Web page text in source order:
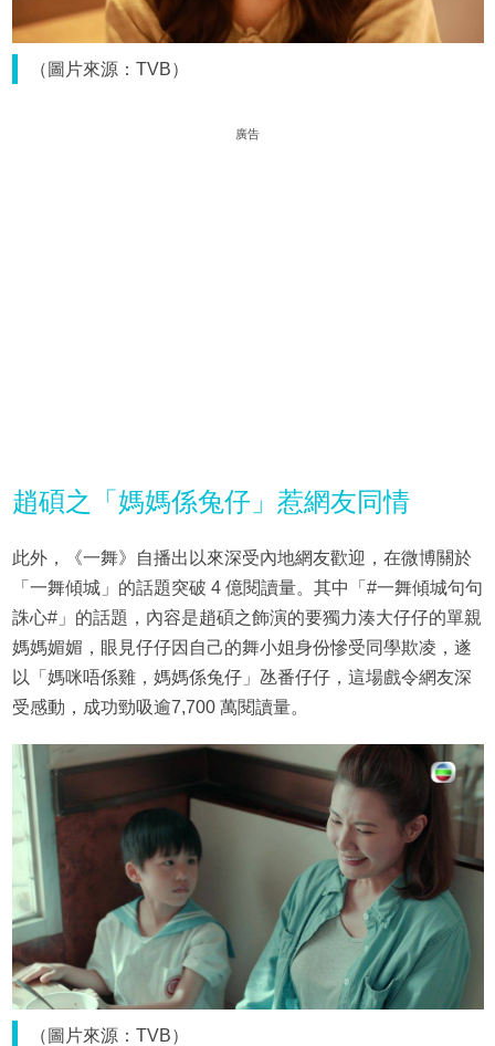
（圖片來源：TVB）
廣告
趙碩之「媽媽係兔仔」惹網友同情
此外，《一舞》自播出以來深受內地網友歡迎，在微博關於
「一舞傾城」的話題突破 4 億閱讀量。其中「#一舞傾城句句
誅心#」的話題，內容是趙碩之飾演的要獨力湊大仔仔的單親
媽媽媚媚，眼見仔仔因自己的舞小姐身份慘受同學欺凌，遂
以「媽咪唔係雞，媽媽係兔仔」氹番仔仔，這場戲令網友深
受感動，成功勁吸逾7,700 萬閱讀量。
（圖片來源：TVB）